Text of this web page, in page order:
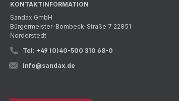
KONTAKTINFORMATION
Sandax GmbH
Bürgermeister-Bombeck-Straße 7 22851
Norderstedt
Tel: +49 (0)40-500 310 68-0
info@sandax.de